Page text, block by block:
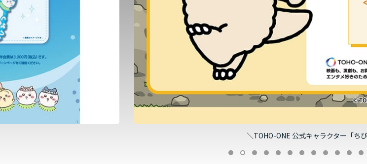
＼TOHO-ONE 公式キャラクター「ちびONE」グッズ／